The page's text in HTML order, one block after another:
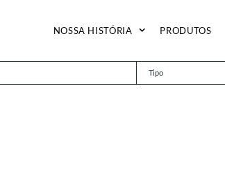
NOSSA HISTÓRIA PRODUTOS
Tipo